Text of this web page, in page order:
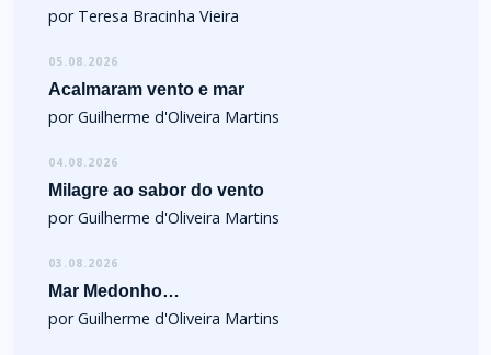
por Teresa Bracinha Vieira
05.08.2026
Acalmaram vento e mar
por Guilherme d'Oliveira Martins
04.08.2026
Milagre ao sabor do vento
por Guilherme d'Oliveira Martins
03.08.2026
Mar Medonho…
por Guilherme d'Oliveira Martins